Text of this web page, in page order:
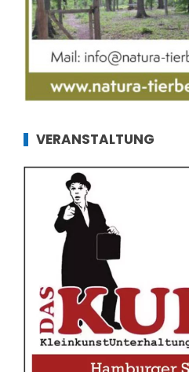
VERANSTALTUNG